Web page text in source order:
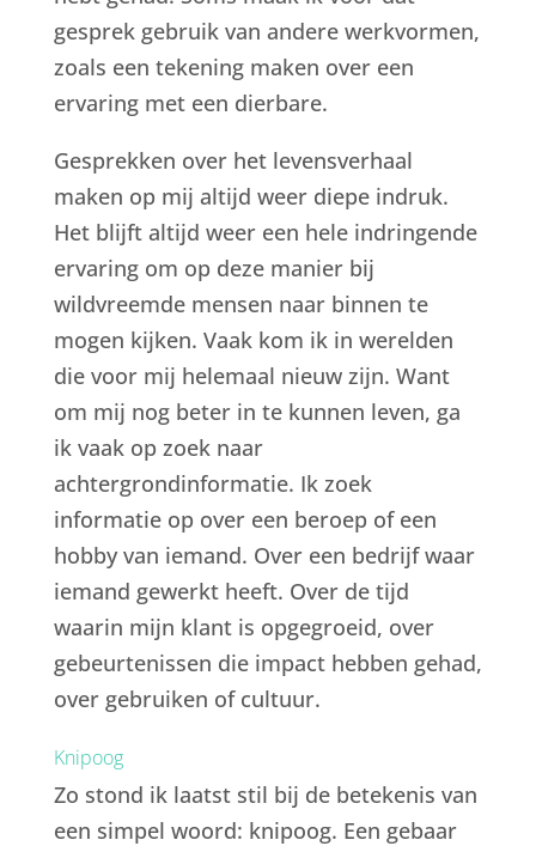
gesprek gebruik van andere werkvormen,
zoals een tekening maken over een
ervaring met een dierbare.
Gesprekken over het levensverhaal
maken op mij altijd weer diepe indruk.
Het blijft altijd weer een hele indringende
ervaring om op deze manier bij
wildvreemde mensen naar binnen te
mogen kijken. Vaak kom ik in werelden
die voor mij helemaal nieuw zijn. Want
om mij nog beter in te kunnen leven, ga
ik vaak op zoek naar
achtergrondinformatie. Ik zoek
informatie op over een beroep of een
hobby van iemand. Over een bedrijf waar
iemand gewerkt heeft. Over de tijd
waarin mijn klant is opgegroeid, over
gebeurtenissen die impact hebben gehad,
over gebruiken of cultuur.
Knipoog
Zo stond ik laatst stil bij de betekenis van
een simpel woord: knipoog. Een gebaar